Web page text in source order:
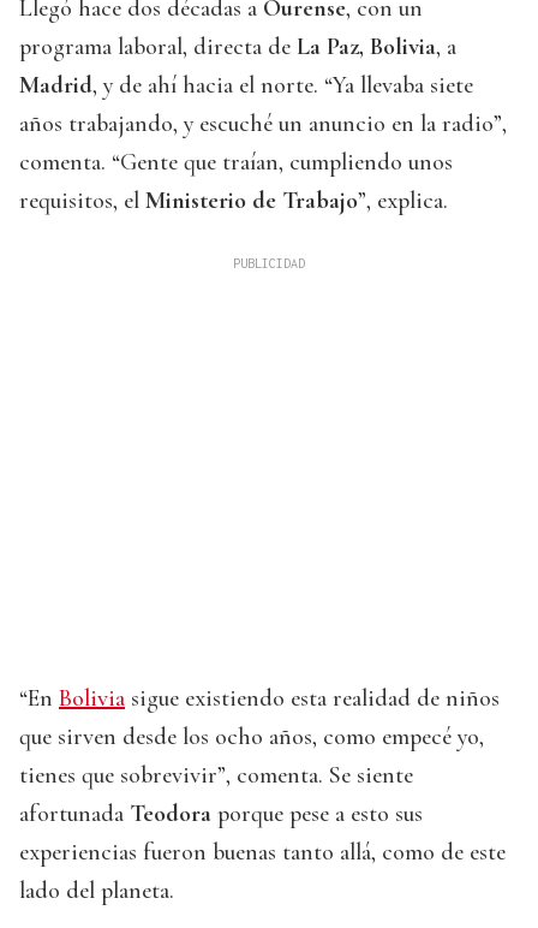
Llegó hace dos décadas a Ourense, con un
programa laboral, directa de La Paz, Bolivia, a
Madrid, y de ahí hacia el norte. “Ya llevaba siete
años trabajando, y escuché un anuncio en la radio”,
comenta. “Gente que traían, cumpliendo unos
requisitos, el Ministerio de Trabajo”, explica.
“En Bolivia sigue existiendo esta realidad de niños
que sirven desde los ocho años, como empecé yo,
tienes que sobrevivir”, comenta. Se siente
afortunada Teodora porque pese a esto sus
experiencias fueron buenas tanto allá, como de este
lado del planeta.